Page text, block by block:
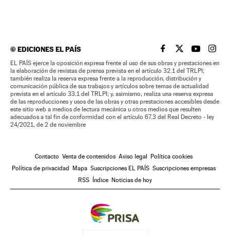
©EDICIONES EL PAÍS EL PAÍS BRASIL EN
EL PAÍSEL PAÍS
EL
EL PAÍS ejerce la oposición expresa frente al uso de sus obras y prestaciones en
la elaboración de revistas de prensa prevista en el artículo 32.1 del TRLPI;
también realiza la reserva expresa frente a la reproducción, distribución y
comunicación pública de sus trabajos y artículos sobre temas de actualidad
prevista en el artículo 33.1 del TRLPI; y, asimismo, realiza una reserva expresa
de las reproducciones y usos de las obras y otras prestaciones accesibles desde
este sitio web a medios de lectura mecánica u otros medios que resulten
adecuados a tal fin de conformidad con el artículo 67.3 del Real Decreto - ley
24/2021, de 2 de noviembre
Contacto Venta de contenidos Aviso legal Política cookies
Política de privacidad Mapa Suscripciones EL PAÍS Suscripciones empresas
RSS Índice Noticias de hoy